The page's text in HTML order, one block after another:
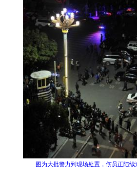
图为大批警力到现场处置，伤员正陆